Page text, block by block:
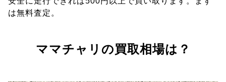
は無料査定。
ママチャリの買取相場は？